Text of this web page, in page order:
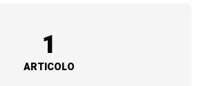
1
ARTICOLO